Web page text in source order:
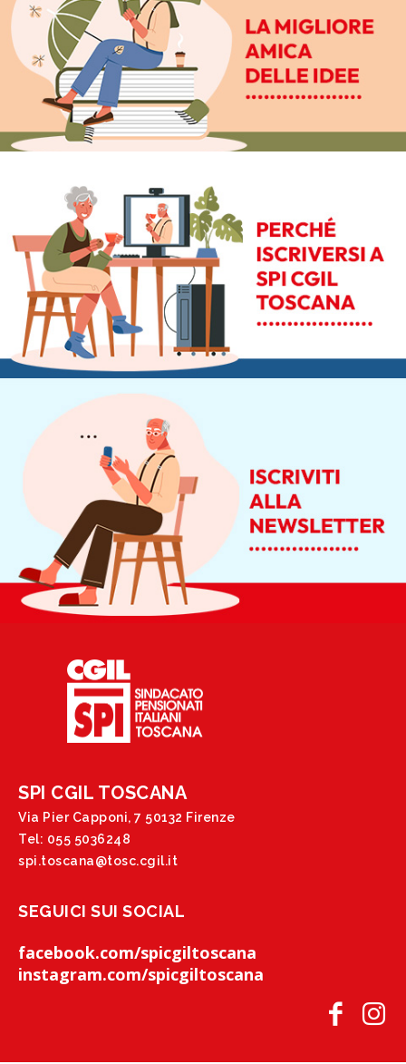
SPI CGIL TOSCANA
Via Pier Capponi, 7 50132 Firenze
Tel: 055 5036248
spi.toscana@tosc.cgil.it
SEGUICI SUI SOCIAL
facebook.com/spicgiltoscana
instagram.com/spicgiltoscana